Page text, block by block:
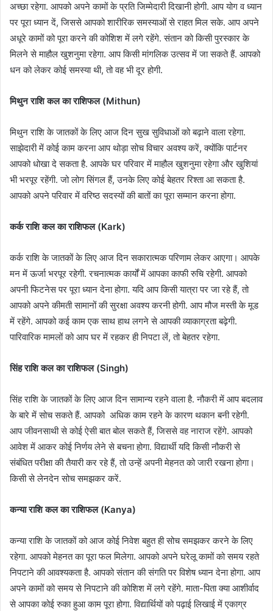
अच्छा रहेगा. आपको अपने कामों के प्रति जिम्मेदारी दिखानी होगी. आप योग व ध्यान
पर पूरा ध्यान दें, जिससे आपको शारीरिक समस्याओं से राहत मिल सके. आप अपने
अधूरे कामों को पूरा करने की कोशिश में लगे रहेंगे. संतान को किसी पुरस्कार के
मिलने से माहौल खुशनुमा रहेगा. आप किसी मांगलिक उत्सव में जा सकते हैं. आपको
धन को लेकर कोई समस्या थी, तो वह भी दूर होगी.
मिथुन राशि कल का राशिफल (Mithun)
मिथुन राशि के जातकों के लिए आज दिन सुख सुविधाओं को बढ़ाने वाला रहेगा.
साझेदारी में कोई काम करना आप थोड़ा सोच विचार अवश्य करें, क्योंकि पार्टनर
आपको धोखा दे सकता है. आपके घर परिवार में माहौल खुशनुमा रहेगा और खुशियां
भी भरपूर रहेंगी. जो लोग सिंगल हैं, उनके लिए कोई बेहतर रिश्ता आ सकता है.
आपको अपने परिवार में वरिष्ठ सदस्यों की बातों का पूरा सम्मान करना होगा.
कर्क राशि कल का राशिफल (Kark)
कर्क राशि के जातकों के लिए आज दिन सकारात्मक परिणाम लेकर आएगा। आपके
मन में ऊर्जा भरपूर रहेगी. रचनात्मक कार्यों में आपका काफी रुचि रहेगी. आपको
अपनी फिटनेस पर पूरा ध्यान देना होगा. यदि आप किसी यात्रा पर जा रहे हैं, तो
आपको अपने कीमती सामानों की सुरक्षा अवश्य करनी होगी. आप मौज मस्ती के मूड
में रहेंगे. आपको कई काम एक साथ हाथ लगने से आपकी व्याकाग्रता बढ़ेगी.
पारिवारिक मामलों को आप घर में रहकर ही निपटा लें, तो बेहतर रहेगा.
सिंह राशि कल का राशिफल (Singh)
सिंह राशि के जातकों के लिए आज दिन सामान्य रहने वाला है. नौकरी में आप बदलाव
के बारे में सोच सकते हैं. आपको अधिक काम रहने के कारण थकान बनी रहेगी.
आप जीवनसाथी से कोई ऐसी बात बोल सकते हैं, जिससे वह नाराज रहेंगे. आपको
आवेश में आकर कोई निर्णय लेने से बचना होगा. विद्यार्थी यदि किसी नौकरी से
संबंधित परीक्षा की तैयारी कर रहे हैं, तो उन्हें अपनी मेहनत को जारी रखना होगा।
किसी से लेनदेन सोच समझकर करें.
कन्या राशि कल का राशिफल (Kanya)
कन्या राशि के जातकों को आज कोई निवेश बहुत ही सोच समझकर करने के लिए
रहेगा. आपको मेहनत का पूरा फल मिलेगा. आपको अपने घरेलू कामों को समय रहते
निपटाने की आवश्यकता है. आपको संतान की संगति पर विशेष ध्यान देना होगा. आप
अपने कामों को समय से निपटाने की कोशिश में लगे रहेंगे. माता-पिता क्या आशीर्वाद
से आपका कोई रुका हुआ काम पूरा होगा. विद्यार्थियों को पढ़ाई लिखाई में एकाग्र